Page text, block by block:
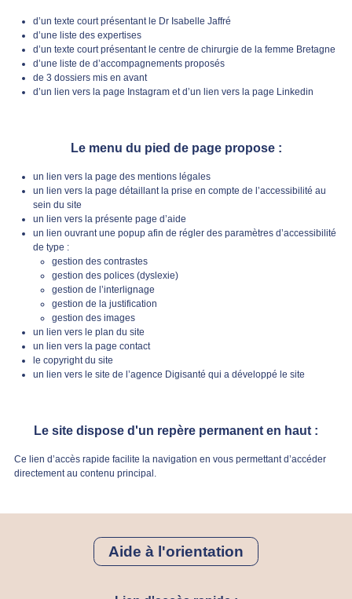
d’un texte court présentant le Dr Isabelle Jaffré
d’une liste des expertises
d’un texte court présentant le centre de chirurgie de la femme Bretagne
d’une liste de d’accompagnements proposés
de 3 dossiers mis en avant
d’un lien vers la page Instagram et d’un lien vers la page Linkedin
Le menu du pied de page propose :
un lien vers la page des mentions légales
un lien vers la page détaillant la prise en compte de l’accessibilité au
sein du site
un lien vers la présente page d’aide
un lien ouvrant une popup afin de régler des paramètres d’accessibilité
de type :
gestion des contrastes
gestion des polices (dyslexie)
gestion de l’interlignage
gestion de la justification
gestion des images
un lien vers le plan du site
un lien vers la page contact
le copyright du site
un lien vers le site de l’agence Digisanté qui a développé le site
Le site dispose d'un repère permanent en haut :
Ce lien d’accès rapide facilite la navigation en vous permettant d’accéder
directement au contenu principal.
Aide à l'orientation